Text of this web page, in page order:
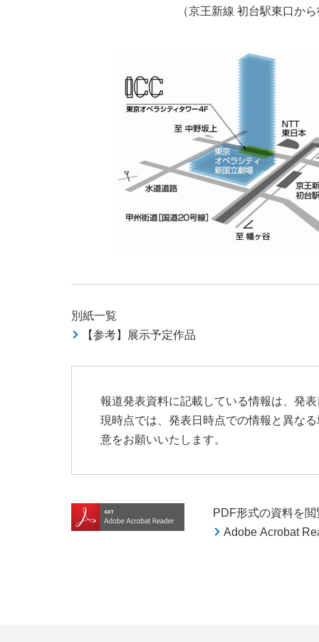
（京王新線 初台駅東口か
別紙一覧
【参考】展示予定作品
報道発表資料に記載している情報は、発
現時点では、発表日時点での情報と異な
意をお願いいたします。
PDF形式の資料を
Adobe Acrobat